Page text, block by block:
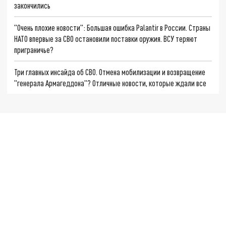
закончились
"Очень плохие новости": Большая ошибка Palantir в России. Страны
НАТО впервые за СВО остановили поставки оружия. ВСУ теряют
приграничье?
Три главных инсайда об СВО. Отмена мобилизации и возвращение
"генерала Армагеддона"? Отличные новости, которые ждали все